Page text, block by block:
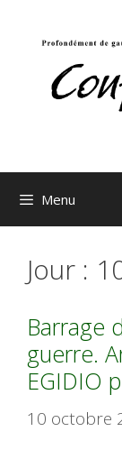
Menu
Jour :
Barrage
guerre.
EGIDIO
10 octobre